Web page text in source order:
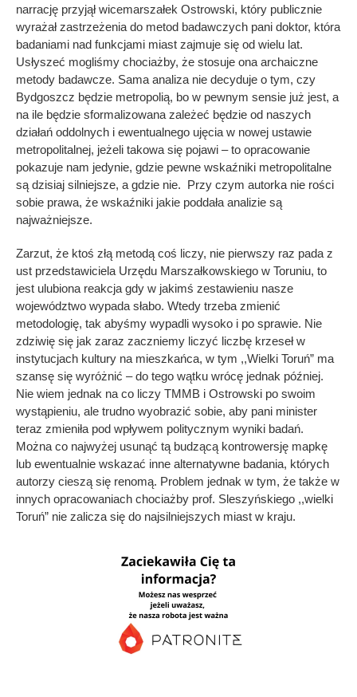
narrację przyjął wicemarszałek Ostrowski, który publicznie
wyrażał zastrzeżenia do metod badawczych pani doktor, która
badaniami nad funkcjami miast zajmuje się od wielu lat.
Usłyszeć mogliśmy chociażby, że stosuje ona archaiczne
metody badawcze. Sama analiza nie decyduje o tym, czy
Bydgoszcz będzie metropolią, bo w pewnym sensie już jest, a
na ile będzie sformalizowana zależeć będzie od naszych
działań oddolnych i ewentualnego ujęcia w nowej ustawie
metropolitalnej, jeżeli takowa się pojawi – to opracowanie
pokazuje nam jedynie, gdzie pewne wskaźniki metropolitalne
są dzisiaj silniejsze, a gdzie nie. Przy czym autorka nie rości
sobie prawa, że wskaźniki jakie poddała analizie są
najważniejsze.
Zarzut, że ktoś złą metodą coś liczy, nie pierwszy raz pada z
ust przedstawiciela Urzędu Marszałkowskiego w Toruniu, to
jest ulubiona reakcja gdy w jakimś zestawieniu nasze
województwo wypada słabo. Wtedy trzeba zmienić
metodologię, tak abyśmy wypadli wysoko i po sprawie. Nie
zdziwię się jak zaraz zaczniemy liczyć liczbę krzeseł w
instytucjach kultury na mieszkańca, w tym ,,Wielki Toruń” ma
szansę się wyróżnić – do tego wątku wrócę jednak później.
Nie wiem jednak na co liczy TMMB i Ostrowski po swoim
wystąpieniu, ale trudno wyobrazić sobie, aby pani minister
teraz zmieniła pod wpływem politycznym wyniki badań.
Można co najwyżej usunąć tą budzącą kontrowersję mapkę
lub ewentualnie wskazać inne alternatywne badania, których
autorzy cieszą się renomą. Problem jednak w tym, że także w
innych opracowaniach chociażby prof. Sleszyńskiego ,,wielki
Toruń” nie zalicza się do najsilniejszych miast w kraju.